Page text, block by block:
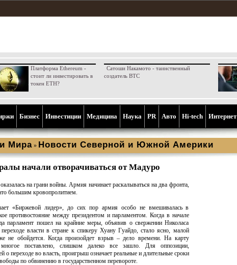
Платформа Ethereum -
стоит ли инвестировать в
токен ETH?
Сатоши Накамото - таинственный
создатель BTC
Бизнес Инвестиции Медицина Наука PR Aвто Hi-tech Интернет
Мира » Новости Северной и Южной Америки
начали отворачиваться от Мадуро
на грани войны. Армия начинает раскалываться на два фронта,
большим кровопролитием.
«Биржевой лидер», до сих пор армия особо не вмешивалась в
противостояние между президентом и парламентом. Когда в начале
парламент пошел на крайние меры, объявив о свержении Николаса
власти в стране к спикеру Хуану Гуайдо, стало ясно, малой
не обойдется. Когда произойдет взрыв – дело времени. На карту
поставлено, слишком далеко все зашло. Для оппозиции,
о переходе во власть, проигрыш означает реальные и длительные сроки
по обвинению в государственном перевороте.